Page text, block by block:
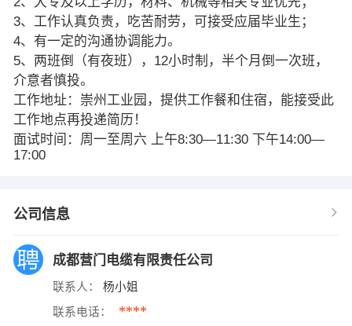
3、工作认真负责，吃苦耐劳，可接受应届毕业生；
4、有一定的沟通协调能力。
5、两班倒（有夜班），12小时制，半个月倒一次班，
介意者慎投。
工作地址：崇州工业园，提供工作餐和住宿，能接受此
工作地点再投递简历！
面试时间：周一至周六 上午8:30—11:30 下午14:00—
17:00
公司信息
成都营门电缆有限责任公司
联系人： 杨小姐
联系电话： ****